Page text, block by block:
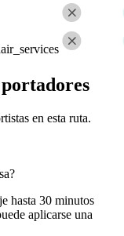
en esta ruta.
hasta 30 minutos
aplicarse una